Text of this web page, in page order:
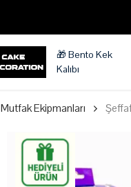
🎁 Bento Kek
Kalıbı
Mutfak Ekipmanları